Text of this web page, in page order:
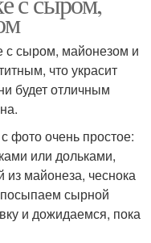
с сыром, майонезом и
что украсит
будет отличным
фото очень простое:
или дольками,
майонеза, чеснока
сырной
и дожидаемся, пока